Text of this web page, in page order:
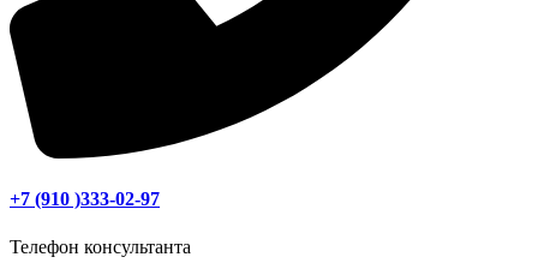
+7 (910 )333-02-97
Телефон консультанта